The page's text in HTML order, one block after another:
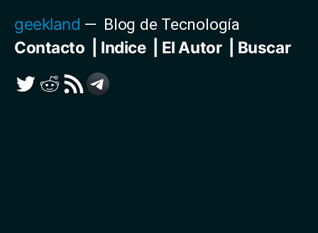
geekland Blog de Tecnología
Contacto Indice El Autor Buscar
TwitterReddit
RSSTelegram